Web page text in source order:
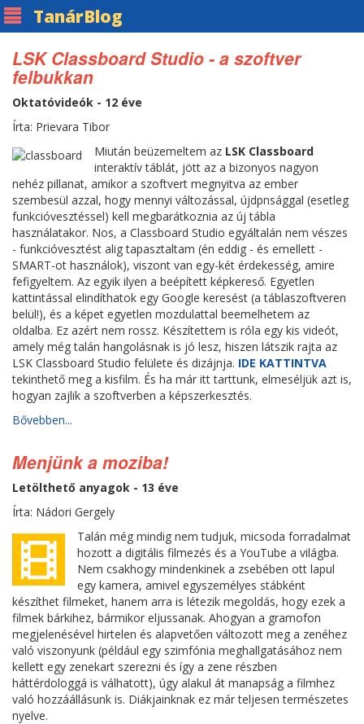
TanárBlog
LSK Classboard Studio - a szoftver
felbukkan
Oktatóvideók - 12 éve
Írta: Prievara Tibor
Miután beüzemeltem az LSK Classboard
interaktív táblát, jött az a bizonyos nagyon
nehéz pillanat, amikor a szoftvert megnyitva az ember
szembesül azzal, hogy mennyi változással, újdpnsággal (esetleg
funkcióvesztéssel) kell megbarátkoznia az új tábla
használatakor. Nos, a Classboard Studio egyáltalán nem vészes
- funkcióvesztést alig tapasztaltam (én eddig - és emellett -
SMART-ot használok), viszont van egy-két érdekesség, amire
fefigyeltem. Az egyik ilyen a beépített képkereső. Egyetlen
kattintással elindíthatok egy Google keresést (a táblaszoftveren
belül!), és a képet egyetlen mozdulattal beemelhetem az
oldalba. Ez azért nem rossz. Készítettem is róla egy kis videót,
amely még talán hangolásnak is jó lesz, hiszen látszik rajta az
LSK Classboard Studio felülete és dizájnja. IDE KATTINTVA
tekinthető meg a kisfilm. És ha már itt tarttunk, elmeséljük azt is,
hogyan zajlik a szoftverben a képszerkesztés.
Bővebben...
Menjünk a moziba!
Letölthető anyagok - 13 éve
Írta: Nádori Gergely
Talán még mindig nem tudjuk, micsoda forradalmat
hozott a digitális filmezés és a YouTube a világba.
Nem csakhogy mindenkinek a zsebében ott lapul
egy kamera, amivel egyszemélyes stábként
készíthet filmeket, hanem arra is létezik megoldás, hogy ezek a
filmek bárkihez, bármikor eljussanak. Ahogyan a gramofon
megjelenésével hirtelen és alapvetően változott meg a zenéhez
való viszonyunk (például egy szimfónia meghallgatásához nem
kellett egy zenekart szerezni és így a zene részben
háttérdologgá is válhatott), úgy alakul át manapság a filmhez
való hozzáállásunk is. Diákjainknak ez már teljesen természetes
nyelve.